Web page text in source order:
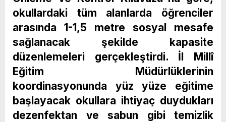
okullardaki tüm alanlarda öğrenciler
arasında 1-1,5 metre sosyal mesafe
sağlanacak şekilde kapasite
düzenlemeleri gerçekleştirdi. İl Millî
Eğitim Müdürlüklerinin
koordinasyonunda yüz yüze eğitime
başlayacak okullara ihtiyaç duydukları
dezenfektan ve sabun gibi temizlik